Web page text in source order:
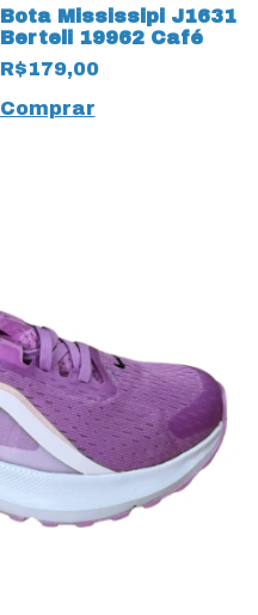
Bota Mississipi J1631
Berteli 19962 Café
R$179,00
Comprar